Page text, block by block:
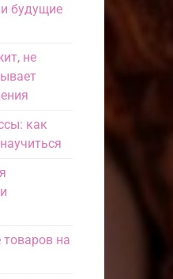
и будущие
не
как
товаров на